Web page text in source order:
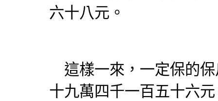
六十八元。
這樣一來，一定保的
十九萬四千一百五十六